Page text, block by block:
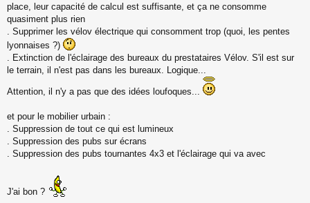
place, leur capacité de calcul est suffisante, et ça ne consomme
quasiment plus rien
. Supprimer les vélov électrique qui consomment trop (quoi, les pentes
lyonnaises ?)
. Extinction de l'éclairage des bureaux du prestataires Vélov. S'il est sur
le terrain, il n'est pas dans les bureaux. Logique...
Attention, il n'y a pas que des idées loufoques...
et pour le mobilier urbain :
. Suppression de tout ce qui est lumineux
. Suppression des pubs sur écrans
. Suppression des pubs tournantes 4x3 et l'éclairage qui va avec
J'ai bon ?